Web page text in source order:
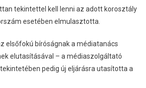
tekintettel kell lenni az adott korosztály
esetében elmulasztotta.
elsőfokú bíróságnak a médiatanács
elutasításával – a médiaszolgáltató
pedig új eljárásra utasította a